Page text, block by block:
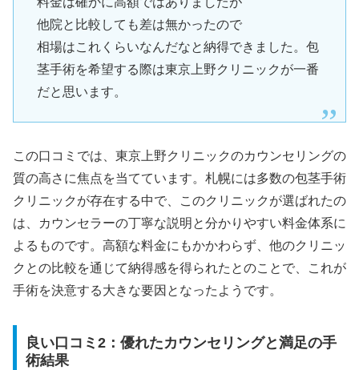
他院と比較しても差は無かったので
相場はこれくらいなんだなと納得できました。包
茎手術を希望する際は東京上野クリニックが一番
だと思います。
この口コミでは、東京上野クリニックのカウンセリングの
質の高さに焦点を当てています。札幌には多数の包茎手術
クリニックが存在する中で、このクリニックが選ばれたの
は、カウンセラーの丁寧な説明と分かりやすい料金体系に
よるものです。高額な料金にもかかわらず、他のクリニッ
クとの比較を通じて納得感を得られたとのことで、これが
手術を決意する大きな要因となったようです。
良い口コミ2：優れたカウンセリングと満足の手
術結果